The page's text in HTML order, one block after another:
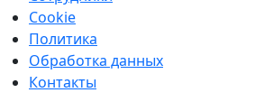
Cookie
Политика
Обработка данных
Контакты